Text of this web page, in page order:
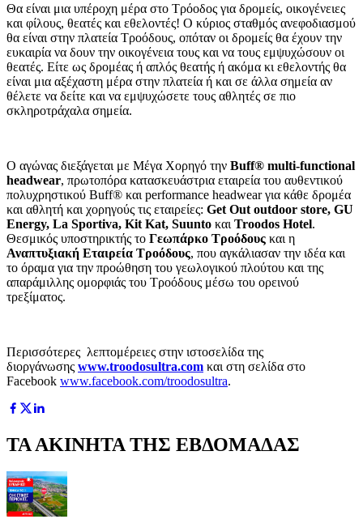
Θα είναι μια υπέροχη μέρα στο Τρόοδος για δρομείς, οικογένειες
και φίλους, θεατές και εθελοντές! Ο κύριος σταθμός ανεφοδιασμού
θα είναι στην πλατεία Τροόδους, οπόταν οι δρομείς θα έχουν την
ευκαιρία να δουν την οικογένεια τους και να τους εμψυχώσουν οι
θεατές. Είτε ως δρομέας ή απλός θεατής ή ακόμα κι εθελοντής θα
είναι μια αξέχαστη μέρα στην πλατεία ή και σε άλλα σημεία αν
θέλετε να δείτε και να εμψυχώσετε τους αθλητές σε πιο
σκληροτράχαλα σημεία.
Ο αγώνας διεξάγεται με Μέγα Χορηγό την Buff® multi-functional
headwear, πρωτοπόρα κατασκευάστρια εταιρεία του αυθεντικού
πολυχρηστικού Buff® και performance headwear για κάθε δρομέα
και αθλητή και χορηγούς τις εταιρείες: Get Out outdoor store, GU
Energy, La Sportiva, Kit Kat, Suunto και Troodos Hotel.
Θεσμικός υποστηρικτής το Γεωπάρκο Τροόδους και η
Αναπτυξιακή Εταιρεία Τροόδους, που αγκάλιασαν την ιδέα και
το όραμα για την προώθηση του γεωλογικού πλούτου και της
απαράμιλλης ομορφιάς του Τροόδους μέσω του ορεινού
τρεξίματος.
Περισσότερες λεπτομέρειες στην ιστοσελίδα της
διοργάνωσης www.troodosultra.com και στη σελίδα στο
Facebook www.facebook.com/troodosultra.
ΤΑ ΑΚΙΝΗΤΑ ΤΗΣ ΕΒΔΟΜΑΔΑΣ